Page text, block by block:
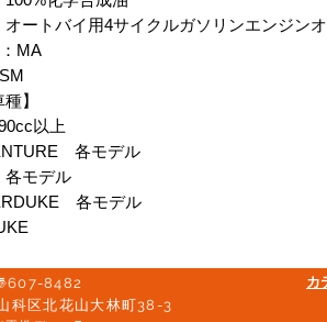
オートバイ用4サイクルガソリンエンジン
MA
】
以上
各モデル
モデル
各モデル
607-8482
科区北花山大林町38-3​
カ